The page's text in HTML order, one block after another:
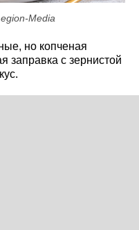
Media
но копченая
заправка с зернистой